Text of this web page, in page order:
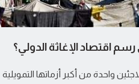
اقتصاد الإغاثة الدولي؟
واحدة من أكبر أزماتها التمويلية